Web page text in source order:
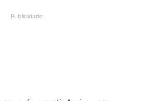
Publicidade